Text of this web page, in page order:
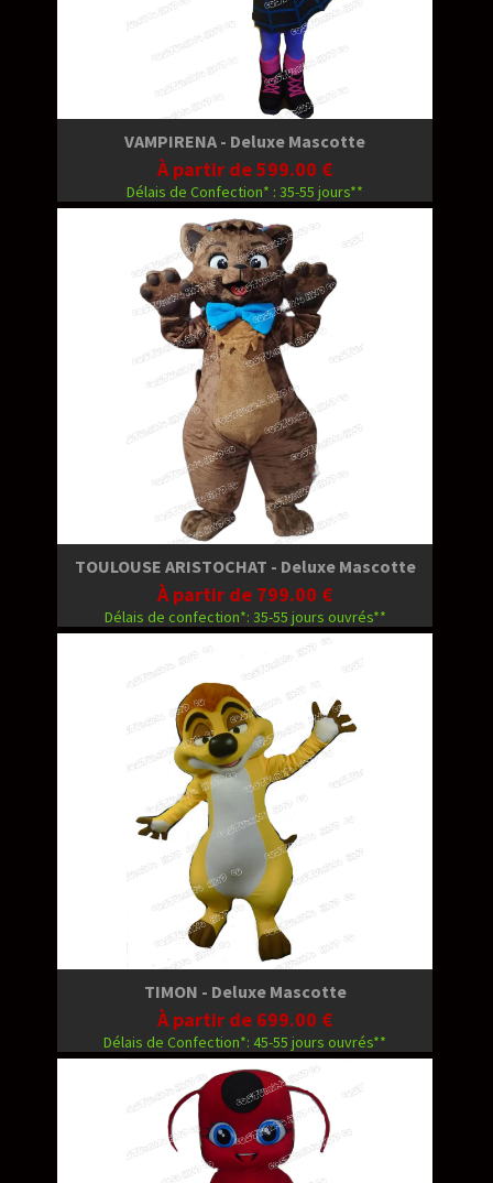
VAMPIRENA - Deluxe Mascotte
À partir de 599.00 €
Délais de Confection* : 35-55 jours**
TOULOUSE ARISTOCHAT - Deluxe Mascotte
À partir de 799.00 €
Délais de confection*: 35-55 jours ouvrés**
TIMON - Deluxe Mascotte
À partir de 699.00 €
Délais de Confection*: 45-55 jours ouvrés**